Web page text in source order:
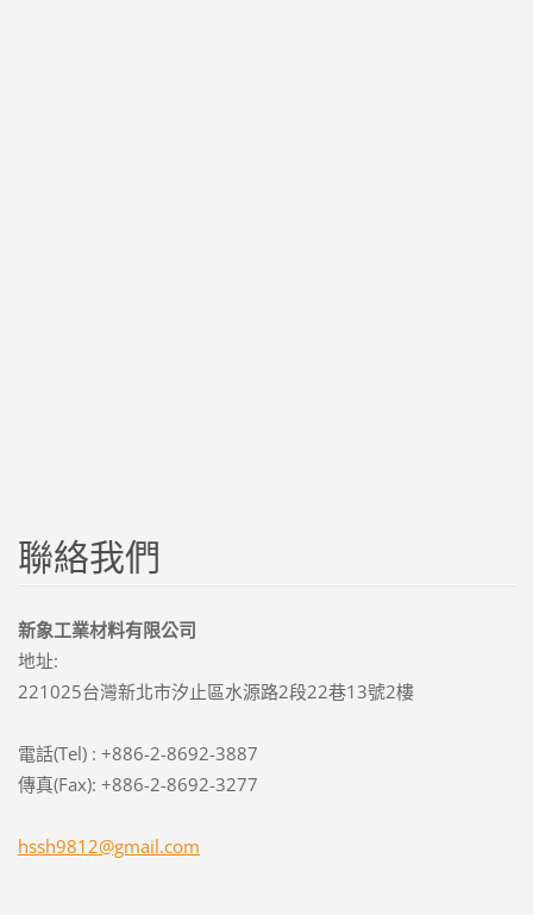
聯絡我們
新象工業材料有限公司
地址:
221025台灣新北市汐止區水源路2段22巷13號2樓
電話(Tel) : +886-2-8692-3887
傳真(Fax): +886-2-8692-3277
hssh9812@gmail.com